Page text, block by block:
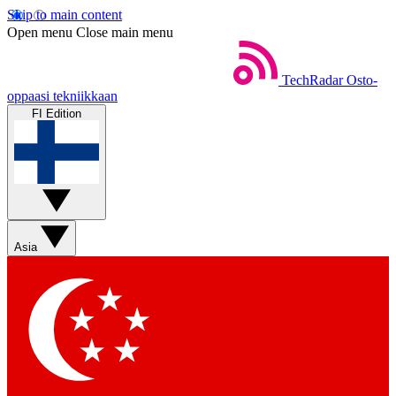
Skip to main content
Open menu Close main menu
TechRadar Osto-
oppaasi tekniikkaan
FI Edition
Asia